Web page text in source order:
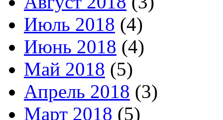
Июль 2018 (4)
Июнь 2018 (4)
Май 2018 (5)
Апрель 2018 (3)
Март 2018 (5)